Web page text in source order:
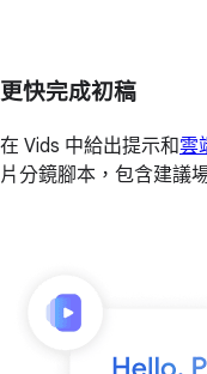
更快完成初稿
在 Vids 中給出提示和雲
片分鏡腳本，包含建議